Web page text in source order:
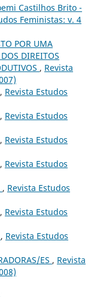
Castilhos Brito -
Feministas: v. 4
POR UMA
DIREITOS
, Revista
, Revista Estudos
, Revista Estudos
, Revista Estudos
, Revista Estudos
, Revista Estudos
, Revista Estudos
, Revista Estudos
ES , Revista